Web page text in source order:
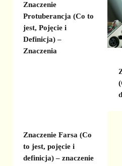
Znaczenie
Protuberancja (Co to
jest, Pojęcie i
Definicja) –
Znaczenia
Znaczenie Farsa (Co
to jest, pojęcie i
definicja) – znaczenie